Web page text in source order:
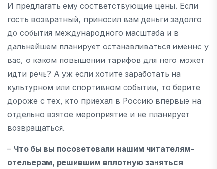
И предлагать ему соответствующие цены. Если
гость возвратный, приносил вам деньги задолго
до события международного масштаба и в
дальнейшем планирует останавливаться именно у
вас, о каком повышении тарифов для него может
идти речь? А уж если хотите заработать на
культурном или спортивном событии, то берите
дороже с тех, кто приехал в Россию впервые на
отдельно взятое мероприятие и не планирует
возвращаться.
– Что бы вы посоветовали нашим читателям-
отельерам, решившим вплотную заняться